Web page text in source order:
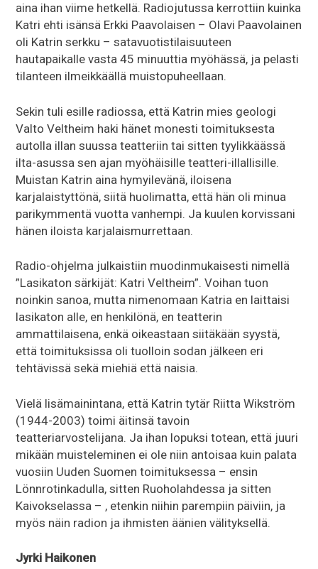
aina ihan viime hetkellä. Radiojutussa kerrottiin kuinka
Katri ehti isänsä Erkki Paavolaisen – Olavi Paavolainen
oli Katrin serkku – satavuotistilaisuuteen
hautapaikalle vasta 45 minuuttia myöhässä, ja pelasti
tilanteen ilmeikkäällä muistopuheellaan.
Sekin tuli esille radiossa, että Katrin mies geologi
Valto Veltheim haki hänet monesti toimituksesta
autolla illan suussa teatteriin tai sitten tyylikkäässä
ilta-asussa sen ajan myöhäisille teatteri-illallisille.
Muistan Katrin aina hymyilevänä, iloisena
karjalaistyttönä, siitä huolimatta, että hän oli minua
parikymmentä vuotta vanhempi. Ja kuulen korvissani
hänen iloista karjalaismurrettaan.
Radio-ohjelma julkaistiin muodinmukaisesti nimellä
”Lasikaton särkijät: Katri Veltheim”. Voihan tuon
noinkin sanoa, mutta nimenomaan Katria en laittaisi
lasikaton alle, en henkilönä, en teatterin
ammattilaisena, enkä oikeastaan siitäkään syystä,
että toimituksissa oli tuolloin sodan jälkeen eri
tehtävissä sekä miehiä että naisia.
Vielä lisämainintana, että Katrin tytär Riitta Wikström
(1944-2003) toimi äitinsä tavoin
teatteriarvostelijana. Ja ihan lopuksi totean, että juuri
mikään muisteleminen ei ole niin antoisaa kuin palata
vuosiin Uuden Suomen toimituksessa – ensin
Lönnrotinkadulla, sitten Ruoholahdessa ja sitten
Kaivokselassa – , etenkin niihin parempiin päiviin, ja
myös näin radion ja ihmisten äänien välityksellä.
Jyrki Haikonen